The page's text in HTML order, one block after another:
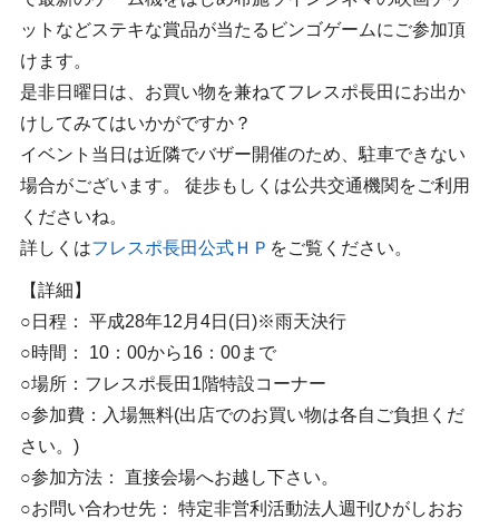
ットなどステキな賞品が当たるビンゴゲームにご参加頂
けます。
是非日曜日は、お買い物を兼ねてフレスポ長田にお出か
けしてみてはいかがですか？
イベント当日は近隣でバザー開催のため、駐車できない
場合がございます。 徒歩もしくは公共交通機関をご利用
くださいね。
詳しくはフレスポ長田公式ＨＰ をご覧ください。
【詳細】
○日程： 平成28年12月4日(日)※雨天決行
○時間： 10：00から16：00まで
○場所：フレスポ長田1階特設コーナー
○参加費：入場無料(出店でのお買い物は各自ご負担くだ
さい。)
○参加方法： 直接会場へお越し下さい。
○お問い合わせ先： 特定非営利活動法人週刊ひがしおお